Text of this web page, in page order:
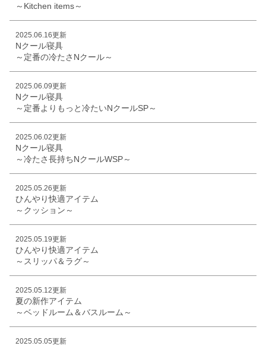
～Kitchen items～
2025.06.16更新
Nクール寝具
～定番の冷たさNクール～
2025.06.09更新
Nクール寝具
～定番よりもっと冷たいNクールSP～
2025.06.02更新
Nクール寝具
～冷たさ長持ちNクールWSP～
2025.05.26更新
ひんやり快適アイテム
～クッション～
2025.05.19更新
ひんやり快適アイテム
～スリッパ＆ラグ～
2025.05.12更新
夏の新作アイテム
～ベッドルーム＆バスルーム～
2025.05.05更新